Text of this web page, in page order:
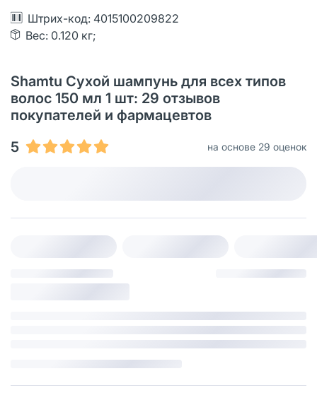
Штрих-код: 4015100209822
Вес: 0.120 кг;
Shamtu Сухой шампунь для всех типов
волос 150 мл 1 шт: 29 отзывов
покупателей и фармацевтов
5
на основе 29 оценок